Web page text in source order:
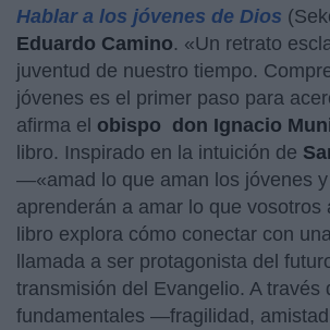
Hablar a los jóvenes de Dios
Eduardo Camino. «Un retrato
juventud de nuestro tiempo.
jóvenes es el primer paso para
afirma el obispo don Ignacio
libro. Inspirado en la intuición de
—«amad lo que aman los jóvenes
aprenderán a amar lo que
libro explora cómo conectar con
llamada a ser protagonista del
transmisión del Evangelio. A través
fundamentales —fragilidad,